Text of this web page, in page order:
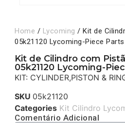
Home / Lycoming / Kit de
05k21120 Lycoming-Piece Parts
Kit de Cilindro com
05k21120 Lycoming-
KIT: CYLINDER,PISTON &
SKU 05k21120
Categories Kit Cilindro
Comentário Adicional